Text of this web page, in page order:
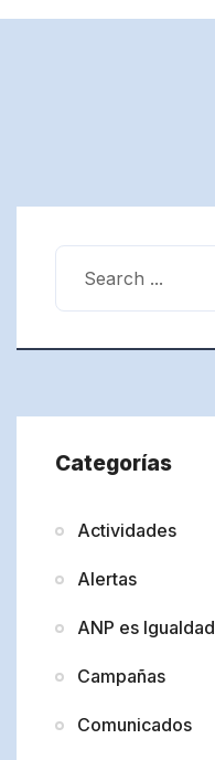
Categorías
Actividades
Alertas
ANP es Igualdad
Campañas
Comunicados